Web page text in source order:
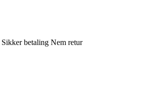
Sikker betaling Nem retur